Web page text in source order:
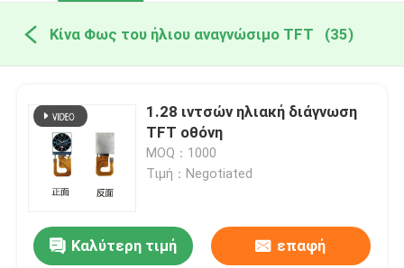
Κίνα Φως του ήλιου αναγνώσιμο TFT (35)
1.28 ιντσών ηλιακή διάγνωση
TFT οθόνη
MOQ：1000
Τιμή：Negotiated
Καλύτερη τιμή επαφή